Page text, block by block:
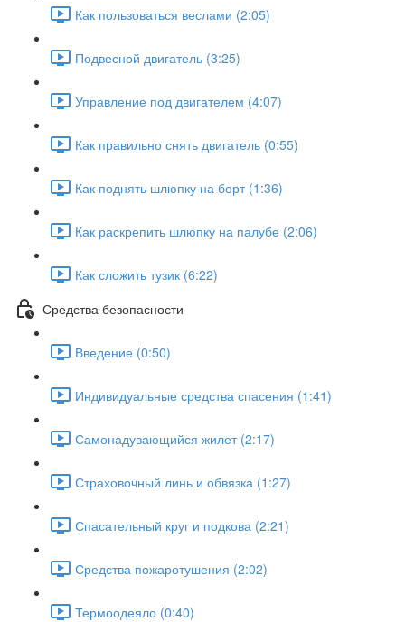
Как пользоваться веслами (2:05)
Подвесной двигатель (3:25)
Управление под двигателем (4:07)
Как правильно снять двигатель (0:55)
Как поднять шлюпку на борт (1:36)
Как раскрепить шлюпку на палубе (2:06)
Как сложить тузик (6:22)
Средства безопасности
Введение (0:50)
Индивидуальные средства спасения (1:41)
Самонадувающийся жилет (2:17)
Страховочный линь и обвязка (1:27)
Спасательный круг и подкова (2:21)
Средства пожаротушения (2:02)
Термоодеяло (0:40)